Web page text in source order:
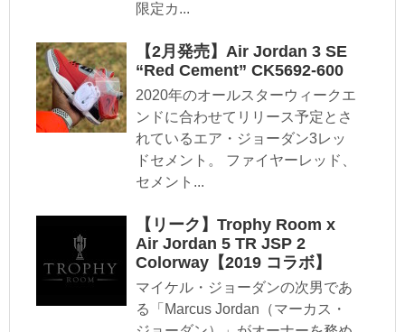
限定カ...
【2月発売】Air Jordan 3 SE
“Red Cement” CK5692-600
2020年のオールスターウィークエ
ンドに合わせてリリース予定とさ
れているエア・ジョーダン3レッ
ドセメント。 ファイヤーレッド、
セメント...
【リーク】Trophy Room x
Air Jordan 5 TR JSP 2
Colorway【2019 コラボ】
マイケル・ジョーダンの次男であ
る「Marcus Jordan（マーカス・